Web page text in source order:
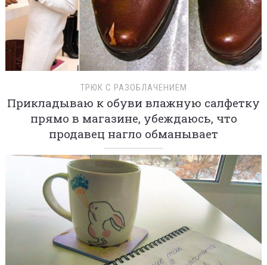
ТРЮК С РАЗОБЛАЧЕНИЕМ
Прикладываю к обуви влажную салфетку
прямо в магазине, убеждаюсь, что
продавец нагло обманывает